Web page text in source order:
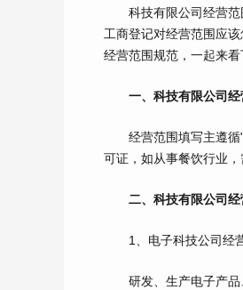
科技有限公司经营范
工商登记对经营范围应
经营范围规范，一起来看
一、科技有限公司
经营范围填写主遵循"
可证，如从事餐饮行业
二、科技有限公司经
1、电子科技公司经
研发、生产电子产品、